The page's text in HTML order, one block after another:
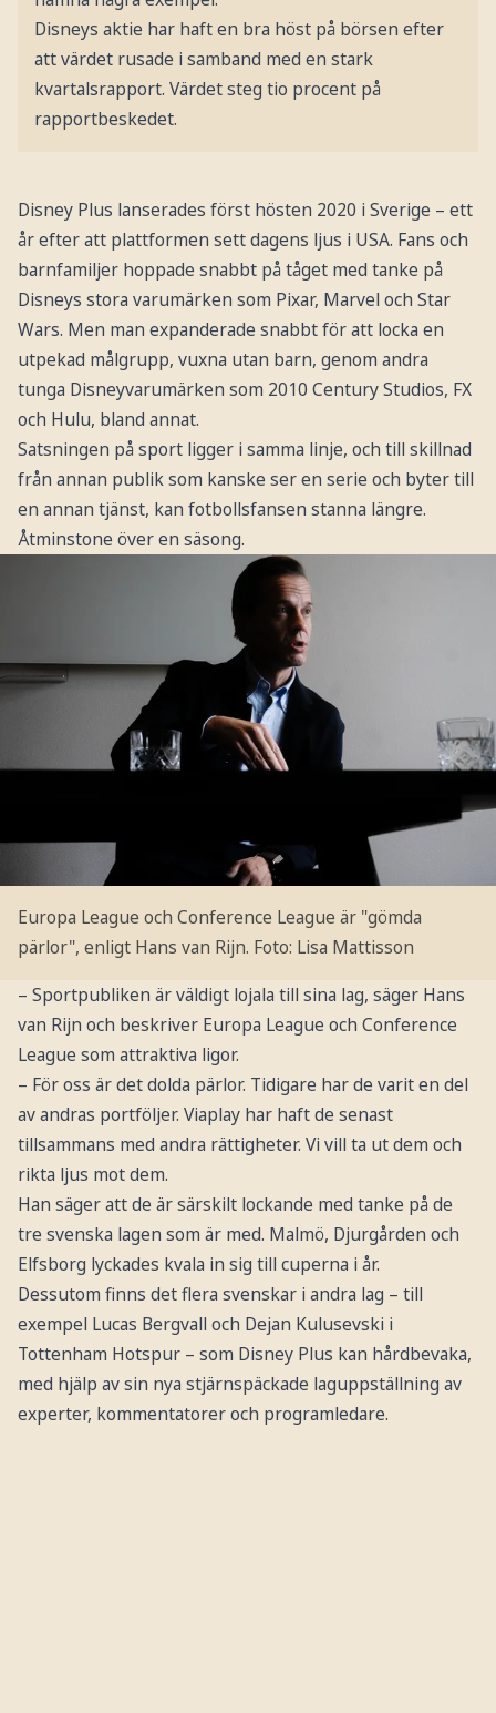
Disneys aktie har haft en bra höst på börsen efter
att värdet rusade i samband med en stark
kvartalsrapport. Värdet steg tio procent på
rapportbeskedet.
Disney Plus lanserades först hösten 2020 i Sverige – ett
år efter att plattformen sett dagens ljus i USA. Fans och
barnfamiljer hoppade snabbt på tåget med tanke på
Disneys stora varumärken som Pixar, Marvel och Star
Wars. Men man expanderade snabbt för att locka en
utpekad målgrupp, vuxna utan barn, genom andra
tunga Disneyvarumärken som 2010 Century Studios, FX
och Hulu, bland annat.
Satsningen på sport ligger i samma linje, och till skillnad
från annan publik som kanske ser en serie och byter till
en annan tjänst, kan fotbollsfansen stanna längre.
Åtminstone över en säsong.
Europa League och Conference League är "gömda
pärlor", enligt Hans van Rijn. Foto: Lisa Mattisson
– Sportpubliken är väldigt lojala till sina lag, säger Hans
van Rijn och beskriver Europa League och Conference
League som attraktiva ligor.
– För oss är det dolda pärlor. Tidigare har de varit en del
av andras portföljer. Viaplay har haft de senast
tillsammans med andra rättigheter. Vi vill ta ut dem och
rikta ljus mot dem.
Han säger att de är särskilt lockande med tanke på de
tre svenska lagen som är med. Malmö, Djurgården och
Elfsborg lyckades kvala in sig till cuperna i år.
Dessutom finns det flera svenskar i andra lag – till
exempel Lucas Bergvall och Dejan Kulusevski i
Tottenham Hotspur – som Disney Plus kan hårdbevaka,
med hjälp av sin nya stjärnspäckade laguppställning av
experter, kommentatorer och programledare.